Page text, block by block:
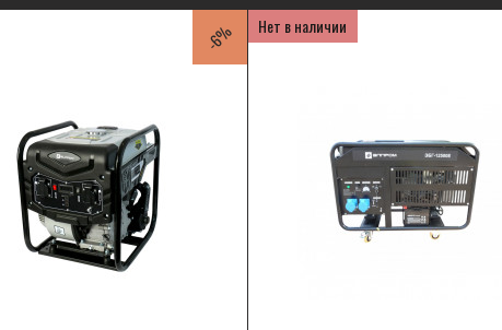
-6% Нет в наличии